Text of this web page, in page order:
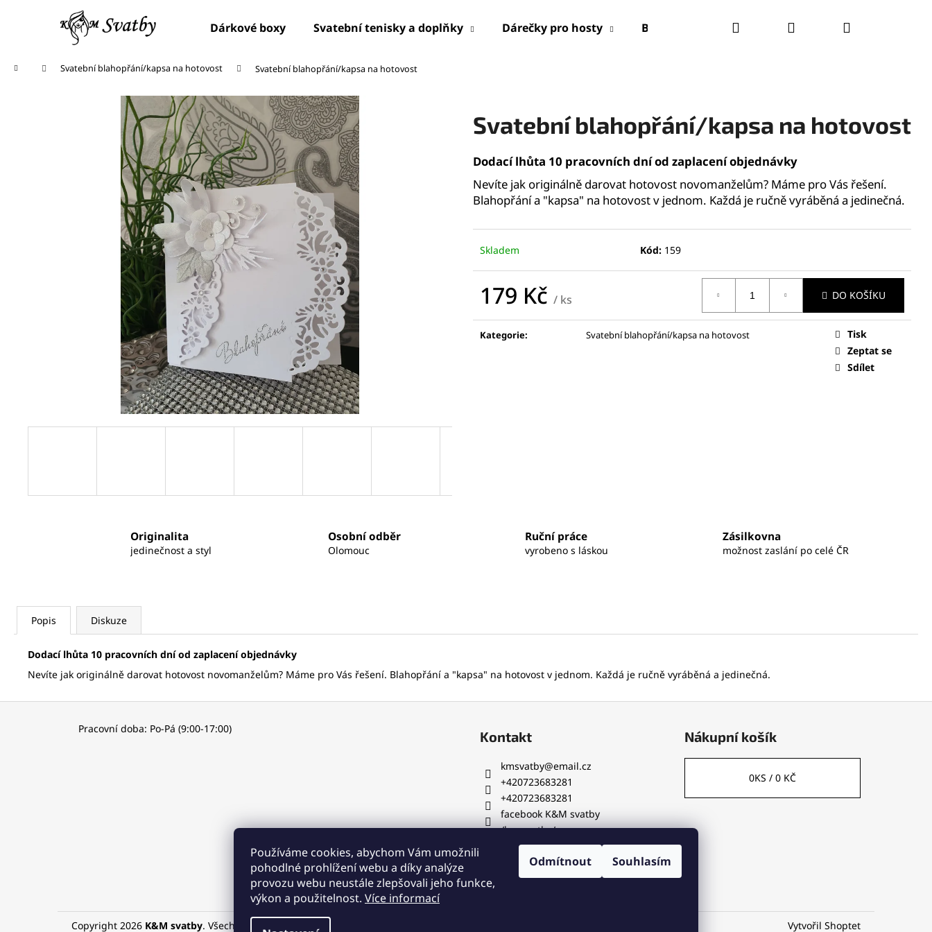
Používáme cookies, abychom Vám umožnili
pohodlné prohlížení webu a díky analýze
provozu webu neustále zlepšovali jeho funkce,
výkon a použitelnost. Více informací
Odmítnout Souhlasím
Dárkové boxy Svatební tenisky a doplňky Dárečky pro hosty Bílá džínová bunda Svatební blahopřání/
Hledat PřihlášeníNákupní
Domů Svatební blahopřání/kapsa na hotovost Svatební blahopřání/kapsa na hotovost
Svatební blahopřání/kapsa na hotovost
Dodací lhůta 10 pracovních dní od zaplacení objednávky
Nevíte jak originálně darovat hotovost novomanželům? Máme pro Vás řešení.
Blahopřání a "kapsa" na hotovost v jednom. Každá je ručně vyráběná a jedinečná.
Skladem Kód: 159
179 Kč / ks DO KOŠÍKU
Kategorie: Svatební blahopřání/kapsa na hotovost
Tisk
Zeptat se
Sdílet
Originalita
jedinečnost a styl
Osobní odběr
Olomouc
Ruční práce
vyrobeno s láskou
Zásilkovna
možnost zaslání po celé ČR
Popis Diskuze
Dodací lhůta 10 pracovních dní od zaplacení objednávky
Nevíte jak originálně darovat hotovost novomanželům? Máme pro Vás řešení. Blahopřání a "kapsa" na hotovost v jednom. Každá je ručně vyráběná a jedinečná.
Zpět
obchodu
Zpět
obchodu
Co potřebujete najít?
HLEDAT
SVATEBNÍ ŽUPÁNEK - NEVĚSTA
689 Kč
Pracovní doba: Po-Pá (9:00-17:00) Kontakt
kmsvatby@email.cz
+420723683281
+420723683281
facebook K&M svatby
/km_svatby/
Nákupní košík
0KS / 0 KČ
kmsvatby facebook
Vytvořil Shoptet
Copyright 2026 K&M svatby. Všechna práva vyhrazena.